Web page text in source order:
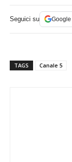
Seguici su Google
TAGS Canale 5